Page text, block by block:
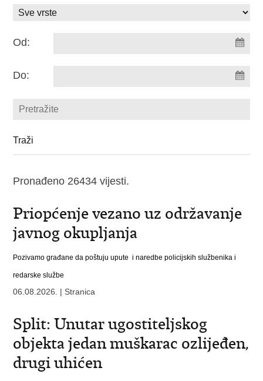
Od:
Do:
Pronađeno 26434 vijesti.
Priopćenje vezano uz održavanje
javnog okupljanja
Pozivamo građane da poštuju upute i naredbe policijskih službenika i
redarske službe
06.08.2026. | Stranica
Split: Unutar ugostiteljskog
objekta jedan muškarac ozlijeđen,
drugi uhićen